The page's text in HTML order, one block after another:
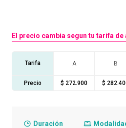
El precio cambia segun tu tarifa
Tarifa A B
Precio $ 272.900 $
Duración
7.